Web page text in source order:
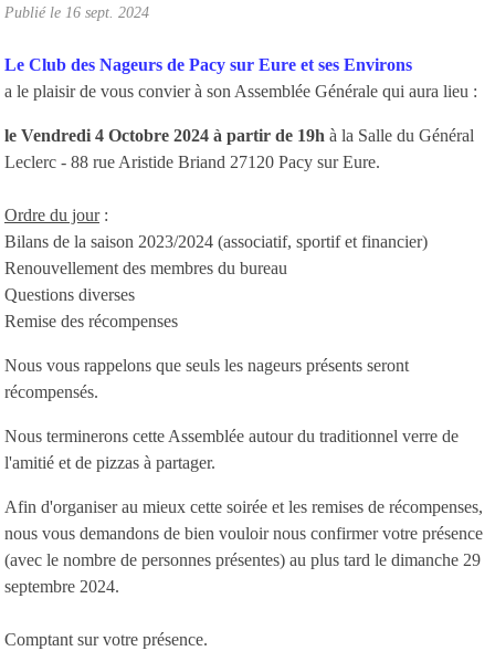
Publié le 16 sept. 2024
Le Club des Nageurs de Pacy sur Eure et ses Environs
a le plaisir de vous convier à son Assemblée Générale qui aura lieu :
le Vendredi 4 Octobre 2024 à partir de 19h à la Salle du Général
Leclerc - 88 rue Aristide Briand 27120 Pacy sur Eure.
Ordre du jour:
Bilans de la saison 2023/2024 (associatif, sportif et financier)
Renouvellement des membres du bureau
Questions diverses
Remise des récompenses
Nous vous rappelons que seuls les nageurs présents seront
récompensés.
Nous terminerons cette Assemblée autour du traditionnel verre de
l'amitié et de pizzas à partager.
Afin d'organiser au mieux cette soirée et les remises de récompenses,
nous vous demandons de bien vouloir nous confirmer votre présence
(avec le nombre de personnes présentes) au plus tard le dimanche 29
septembre 2024.
Comptant sur votre présence.